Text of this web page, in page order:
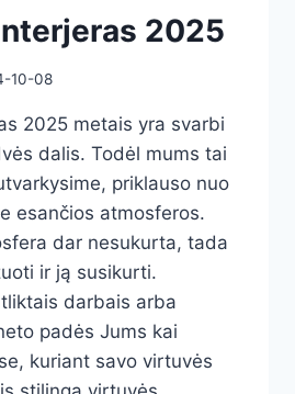
2025
10-08
2025 metais yra svarbi
dalis. Todėl mums tai
priklauso nuo
esančios atmosferos.
dar nesukurta, tada
ir ją susikurti.
darbais arba
padės Jums kai
kuriant savo virtuvės